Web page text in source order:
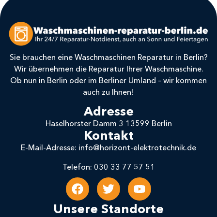
Sie brauchen eine Waschmaschinen Reparatur in Berlin?
Wir übernehmen die Reparatur Ihrer Waschmaschine.
Ob nun in Berlin oder im Berliner Umland – wir kommen
auch zu Ihnen!
Adresse
Haselhorster Damm 3 13599 Berlin
Kontakt
E-Mail-Adresse: info@horizont-elektrotechnik.de
Telefon: 030 33 77 57 51
Unsere Standorte